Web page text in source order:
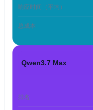
响应时间（平均）
总成本
Qwen3.7 Max
排名